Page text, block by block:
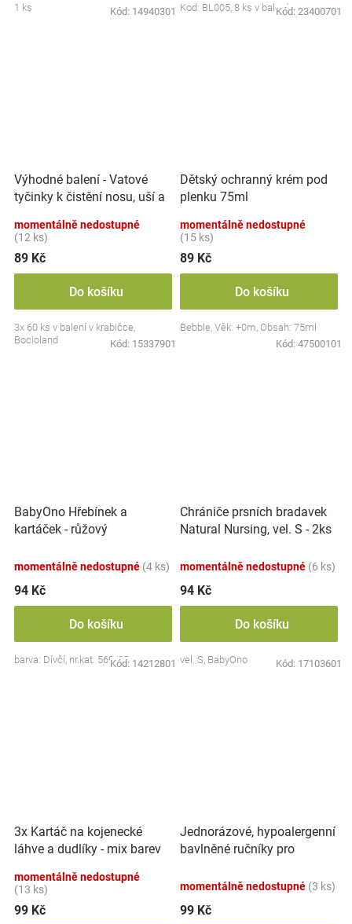
1 ks Kód: 14940301 Kod: BL005, 8 ks v balení
Kód: 23400701
Výhodné balení - Vatové
tyčinky k čistění nosu, uší a
momentálně nedostupné
(12 ks)
89 Kč
Do košíku
3x 60 ks v balení v krabičce,
Bocioland
Kód: 15337901
Dětský ochranný krém pod
plenku 75ml
momentálně nedostupné
(15 ks)
89 Kč
Do košíku
Bebble, Věk: +0m, Obsah: 75ml
Kód: 47500101
BabyOno Hřebínek a
kartáček - růžový
momentálně nedostupné (4 ks)
94 Kč
Do košíku
barva: Dívčí, nr.kat. 569/03
Kód: 14212801
Chrániče prsních bradavek
Natural Nursing, vel. S - 2ks
momentálně nedostupné (6 ks)
94 Kč
Do košíku
vel. S, BabyOno Kód: 17103601
3x Kartáč na kojenecké
láhve a dudlíky - mix barev
momentálně nedostupné
(13 ks)
99 Kč
Jednorázové, hypoalergenní
bavlněné ručníky pro
momentálně nedostupné (3 ks)
99 Kč